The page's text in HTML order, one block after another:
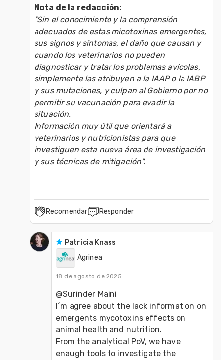
Nota de la redacción:
"Sin el conocimiento y la comprensión
adecuados de estas micotoxinas emergentes,
sus signos y síntomas, el daño que causan y
cuando los veterinarios no pueden
diagnosticar y tratar los problemas avícolas,
simplemente las atribuyen a la IAAP o la IABP
y sus mutaciones, y culpan al Gobierno por no
permitir su vacunación para evadir la
situación.
Información muy útil que orientará a
veterinarios y nutricionistas para que
investiguen esta nueva área de investigación
y sus técnicas de mitigación".
Recomendar Responder
Patricia Knass
Agrinea
18 de agosto de 2025
@Surinder Maini
I´m agree about the lack information on
emergents mycotoxins effects on
animal health and nutrition.
From the analytical PoV, we have
enaugh tools to investigate the